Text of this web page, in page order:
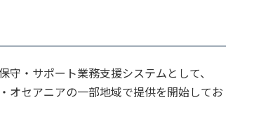
・サポート業務支援システムとして、
オセアニアの一部地域で提供を開始してお